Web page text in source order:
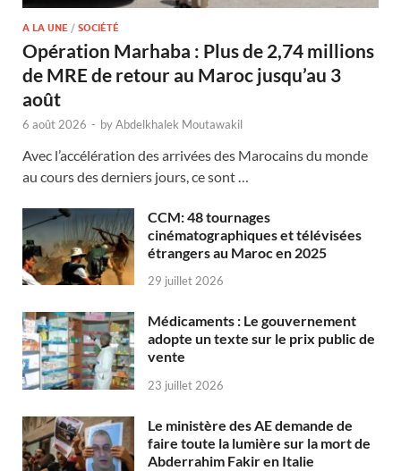
A LA UNE / SOCIÉTÉ
Opération Marhaba : Plus de 2,74 millions
de MRE de retour au Maroc jusqu’au 3
août
6 août 2026 - byAbdelkhalek Moutawakil
Avec l’accélération des arrivées des Marocains du monde
au cours des derniers jours, ce sont …
CCM: 48 tournages
cinématographiques et télévisées
étrangers au Maroc en 2025
29 juillet 2026
Médicaments : Le gouvernement
adopte un texte sur le prix public de
vente
23 juillet 2026
Le ministère des AE demande de
faire toute la lumière sur la mort de
Abderrahim Fakir en Italie